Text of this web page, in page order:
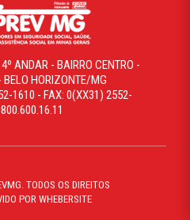
ANDAR - BAIRRO CENTRO -
HORIZONTE/MG
1610 - FAX: 0(XX31) 2552-
TODOS OS DIREITOS
POR WHEBERSITE